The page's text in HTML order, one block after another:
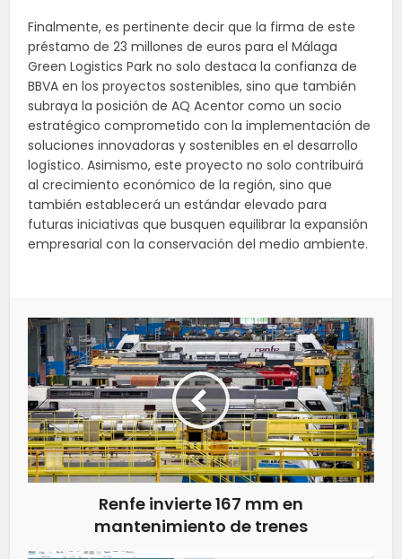
Finalmente, es pertinente decir que la firma de este
préstamo de 23 millones de euros para el Málaga
Green Logistics Park no solo destaca la confianza de
BBVA en los proyectos sostenibles, sino que también
subraya la posición de AQ Acentor como un socio
estratégico comprometido con la implementación de
soluciones innovadoras y sostenibles en el desarrollo
logístico. Asimismo, este proyecto no solo contribuirá
al crecimiento económico de la región, sino que
también establecerá un estándar elevado para
futuras iniciativas que busquen equilibrar la expansión
empresarial con la conservación del medio ambiente.
Renfe invierte 167 mm en
mantenimiento de trenes